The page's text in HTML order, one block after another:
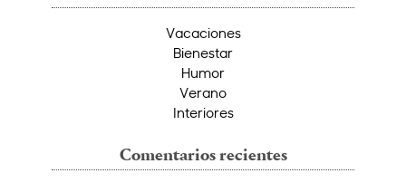
Vacaciones
Bienestar
Humor
Verano
Interiores
Comentarios recientes